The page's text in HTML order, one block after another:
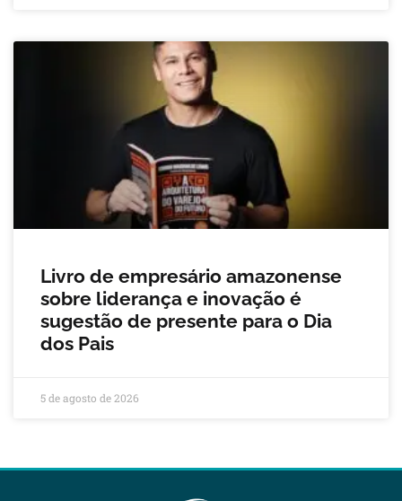
Livro de empresário amazonense
sobre liderança e inovação é
sugestão de presente para o Dia
dos Pais
5 de agosto de 2026